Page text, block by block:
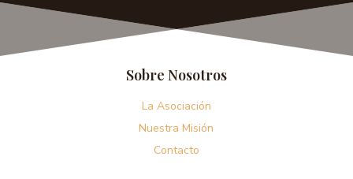
Sobre Nosotros
La Asociación
Nuestra Misión
Contacto